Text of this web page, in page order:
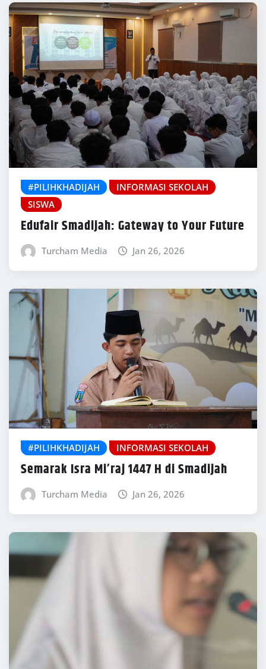
#PILIHKHADIJAH
INFORMASI SEKOLAH
SISWA
Edufair Smadijah: Gateway to Your Future
Turcham Media Jan 26, 2026
#PILIHKHADIJAH INFORMASI SEKOLAH
Semarak Isra Mi’raj 1447 H di Smadijah
Turcham Media Jan 26, 2026